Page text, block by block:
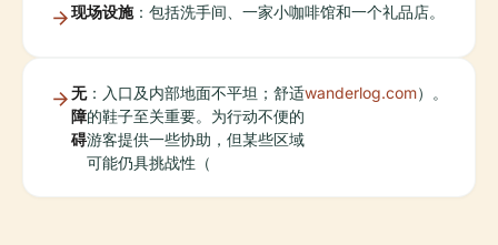
现场设施：包括洗手间、一家小咖啡馆和一个礼品店。
无
障
碍
：入口及内部地面不平坦；舒适
的鞋子至关重要。为行动不便的
游客提供一些协助，但某些区域
可能仍具挑战性（
wanderlog.com）。